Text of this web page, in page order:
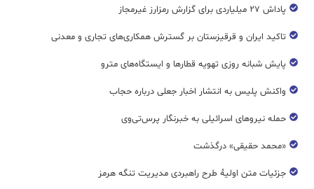
پاداش ۲۷ میلیاردی برای گزارش رمزارز غیرمجاز
تاکید ایران و قرقیزستان بر گسترش همکاری‌های تجاری و معدنی
پایش شبانه روزی تهویه قطار‌ها و ایستگاه‌های مترو
واکنش پلیس به انتشار اخبار جعلی درباره حجاب
حمله نیروهای اسرائیلی به خبرنگار پرس‌تی‌وی
«محمد حقیقی» درگذشت
جزئیات متن اولیۀ طرح راهبردی مدیریت تنگه هرمز